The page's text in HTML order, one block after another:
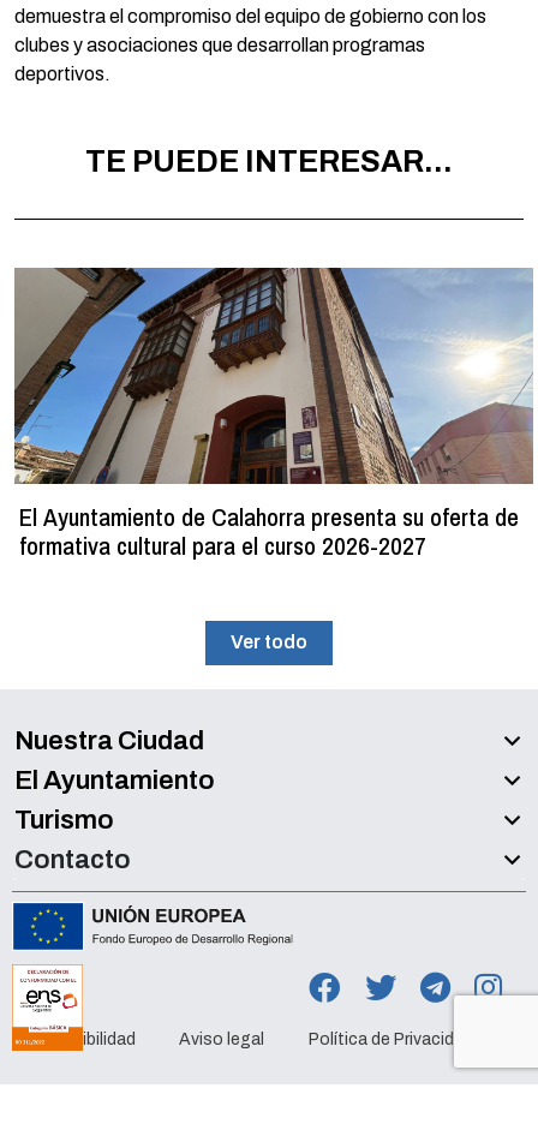
demuestra el compromiso del equipo de gobierno con los
clubes y asociaciones que desarrollan programas
deportivos.
TE PUEDE INTERESAR...
El Ayuntamiento de Calahorra presenta su oferta de
formativa cultural para el curso 2026-2027
Ver todo
Nuestra Ciudad
El Ayuntamiento
Turismo
Contacto
Accesibilidad Aviso legal Política de Privacidad